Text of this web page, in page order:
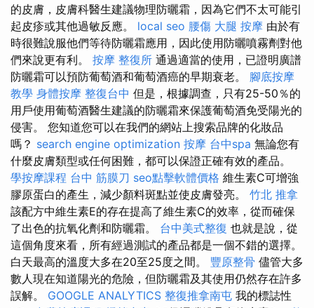
的皮膚，皮膚科醫生建議物理防曬霜，因為它們不太可能引
起皮疹或其他過敏反應。 local seo 腰傷 大腿 按摩 由於有
時很難說服他們等待防曬霜應用，因此使用防曬噴霧劑對他
們來說更有利。 按摩 整復所 通過適當的使用，已證明廣譜
防曬霜可以預防葡萄酒和葡萄酒癌的早期衰老。 腳底按摩
教學 身體按摩 整復台中 但是，根據調查，只有25-50％的
用戶使用葡萄酒醫生建議的防曬霜來保護葡萄酒免受陽光的
侵害。 您知道您可以在我們的網站上搜索品牌的化妝品
嗎？ search engine optimization 按摩 台中spa 無論您有
什麼皮膚類型或任何困難，都可以保證正確有效的產品。
學按摩課程 台中 筋膜刀 seo點擊軟體價格 維生素C可增強
膠原蛋白的產生，減少顏料斑點並使皮膚發亮。 竹北 推拿
該配方中維生素E的存在提高了維生素C的效率，從而確保
了出色的抗氧化劑和防曬霜。 台中美式整復 也就是說，從
這個角度來看，所有經過測試的產品都是一個不錯的選擇。
白天最高的溫度大多在20至25度之間。 豐原整骨 儘管大多
數人現在知道陽光的危險，但防曬霜及其使用仍然存在許多
誤解。 GOOGLE ANALYTICS 整復推拿南屯 我的標誌性